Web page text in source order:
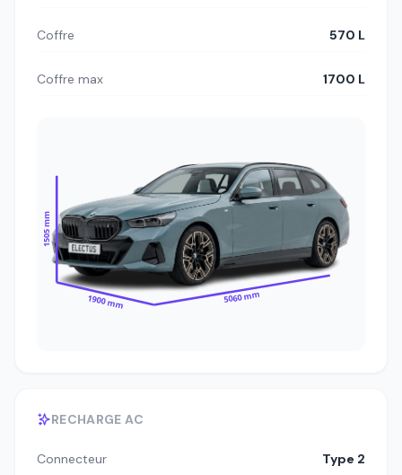
Coffre 570 L
Coffre max 1700 L
1505 mm
1900 mm 5060 mm
RECHARGE AC
Connecteur Type 2